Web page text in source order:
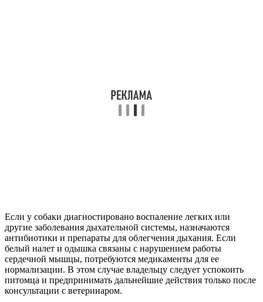
Если у собаки диагностировано воспаление легких или
другие заболевания дыхательной системы, назначаются
антибиотики и препараты для облегчения дыхания. Если
белый налет и одышка связаны с нарушением работы
сердечной мышцы, потребуются медикаменты для ее
нормализации. В этом случае владельцу следует успокоить
питомца и предпринимать дальнейшие действия только после
консультации с ветеринаром.